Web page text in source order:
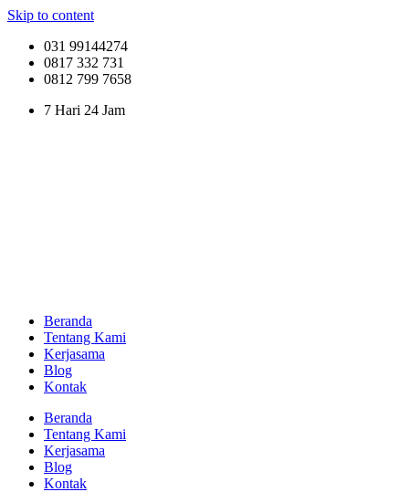
Skip to content
031 99144274
0817 332 731
0812 799 7658
7 Hari 24 Jam
Beranda
Tentang Kami
Kerjasama
Blog
Kontak
Beranda
Tentang Kami
Kerjasama
Blog
Kontak